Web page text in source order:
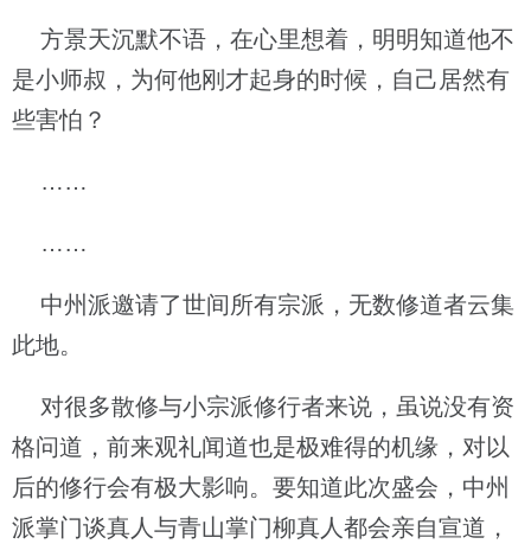
方景天沉默不语，在心里想着，明明知道他不
是小师叔，为何他刚才起身的时候，自己居然有
些害怕？
……
……
中州派邀请了世间所有宗派，无数修道者云集
此地。
对很多散修与小宗派修行者来说，虽说没有资
格问道，前来观礼闻道也是极难得的机缘，对以
后的修行会有极大影响。要知道此次盛会，中州
派掌门谈真人与青山掌门柳真人都会亲自宣道，